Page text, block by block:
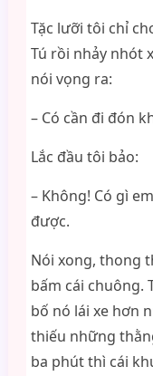
Tặc lưỡi tôi chỉ
Tú rồi nhảy nhót
nói vọng ra:
– Có cần đi đón
Lắc đầu tôi bảo:
– Không! Có gì
được.
Nói xong, thong
bấm cái chuông.
bố nó lái xe hơn
thiếu những
ba phút thì cái